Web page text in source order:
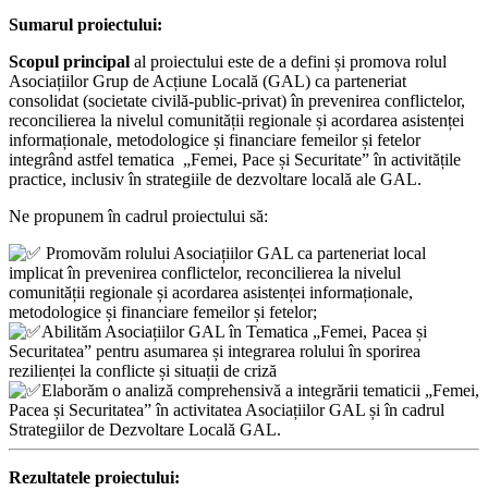
Sumarul proiectului:
Scopul principal al proiectului este de a defini și promova rolul
Asociațiilor Grup de Acțiune Locală (GAL) ca parteneriat
consolidat (societate civilă-public-privat) în prevenirea conflictelor,
reconcilierea la nivelul comunității regionale și acordarea asistenței
informaționale, metodologice și financiare femeilor și fetelor
integrând astfel tematica „Femei, Pace și Securitate” în activitățile
practice, inclusiv în strategiile de dezvoltare locală ale GAL.
Ne propunem în cadrul proiectului să:
Promovăm rolului Asociațiilor GAL ca parteneriat local
implicat în prevenirea conflictelor, reconcilierea la nivelul
comunității regionale și acordarea asistenței informaționale,
metodologice și financiare femeilor și fetelor;
Abilităm Asociațiilor GAL în Tematica „Femei, Pacea și
Securitatea” pentru asumarea și integrarea rolului în sporirea
rezilienței la conflicte și situații de criză
Elaborăm o analiză comprehensivă a integrării tematicii „Femei,
Pacea și Securitatea” în activitatea Asociațiilor GAL și în cadrul
Strategiilor de Dezvoltare Locală GAL.
Rezultatele proiectului: